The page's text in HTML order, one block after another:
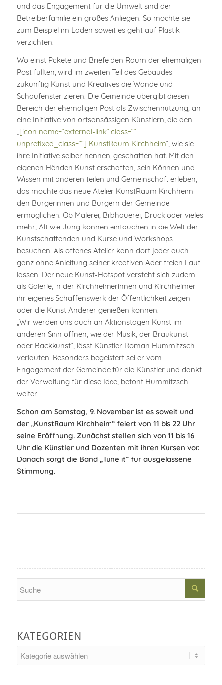
und das Engagement für die Umwelt sind der
Betreiberfamilie ein großes Anliegen. So möchte sie
zum Beispiel im Laden soweit es geht auf Plastik
verzichten.
Wo einst Pakete und Briefe den Raum der ehemaligen
Post füllten, wird im zweiten Teil des Gebäudes
zukünftig Kunst und Kreatives die Wände und
Schaufenster zieren. Die Gemeinde übergibt diesen
Bereich der ehemaligen Post als Zwischennutzung, an
eine Initiative von ortsansässigen Künstlern, die den
„[icon name=“external-link“ class=““
unprefixed_class=““] KunstRaum Kirchheim“, wie sie
ihre Initiative selber nennen, geschaffen hat. Mit den
eigenen Händen Kunst erschaffen, sein Können und
Wissen mit anderen teilen und Gemeinschaft erleben,
das möchte das neue Atelier KunstRaum Kirchheim
den Bürgerinnen und Bürgern der Gemeinde
ermöglichen. Ob Malerei, Bildhauerei, Druck oder vieles
mehr, Alt wie Jung können eintauchen in die Welt der
Kunstschaffenden und Kurse und Workshops
besuchen. Als offenes Atelier kann dort jeder auch
ganz ohne Anleitung seiner kreativen Ader freien Lauf
lassen. Der neue Kunst-Hotspot versteht sich zudem
als Galerie, in der Kirchheimerinnen und Kirchheimer
ihr eigenes Schaffenswerk der Öffentlichkeit zeigen
oder die Kunst Anderer genießen können.
„Wir werden uns auch an Aktionstagen Kunst im
anderen Sinn öffnen, wie der Musik, der Braukunst
oder Backkunst“, lässt Künstler Roman Hummitzsch
verlauten. Besonders begeistert sei er vom
Engagement der Gemeinde für die Künstler und dankt
der Verwaltung für diese Idee, betont Hummitzsch
weiter.
Schon am Samstag, 9. November ist es soweit und
der „KunstRaum Kirchheim“ feiert von 11 bis 22 Uhr
seine Eröffnung. Zunächst stellen sich von 11 bis 16
Uhr die Künstler und Dozenten mit ihren Kursen vor.
Danach sorgt die Band „Tune it“ für ausgelassene
Stimmung.
KATEGORIEN